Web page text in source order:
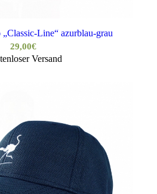
„Classic-Line“ azurblau-grau
29,00€
Versand